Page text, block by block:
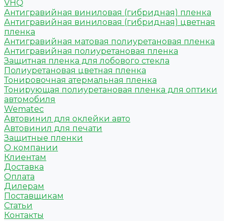
VHQ
Антигравийная виниловая (гибридная) пленка
Антигравийная виниловая (гибридная) цветная
пленка
Антигравийная матовая полиуретановая пленка
Антигравийная полиуретановая пленка
Защитная пленка для лобового стекла
Полиуретановая цветная пленка
Тонировочная атермальная пленка
Тонирующая полиуретановая пленка для оптики
автомобиля
Wematec
Автовинил для оклейки авто
Автовинил для печати
Защитные пленки
О компании
Клиентам
Доставка
Оплата
Дилерам
Поставщикам
Статьи
Контакты